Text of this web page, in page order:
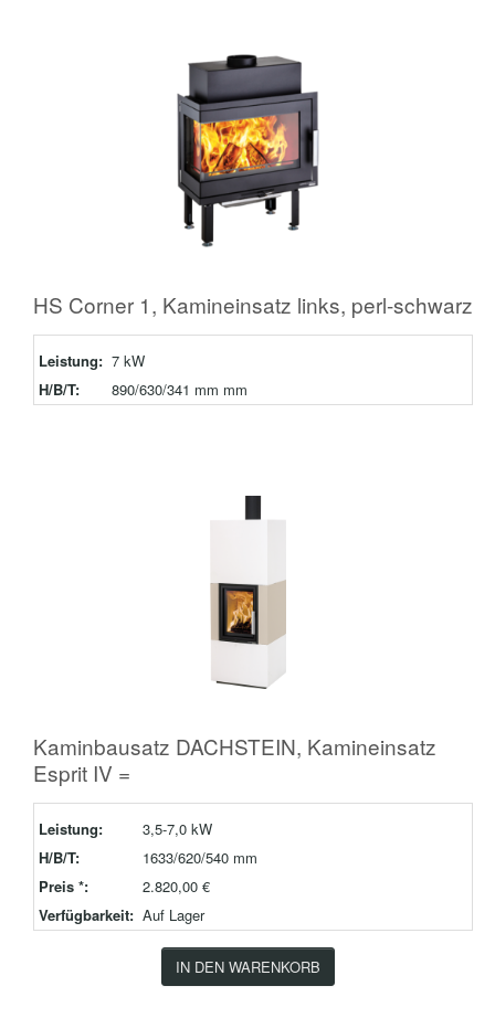
HS Corner 1, Kamineinsatz links, perl-schwarz
Leistung: 7 kW
H/B/T:
890/630/341 mm mm
Kaminbausatz DACHSTEIN, Kamineinsatz
Esprit IV =
Leistung:
3,5-7,0 kW
H/B/T:
1633/620/540 mm
Preis *:
2.820,00 €
Verfügbarkeit: Auf Lager
IN DEN WARENKORB